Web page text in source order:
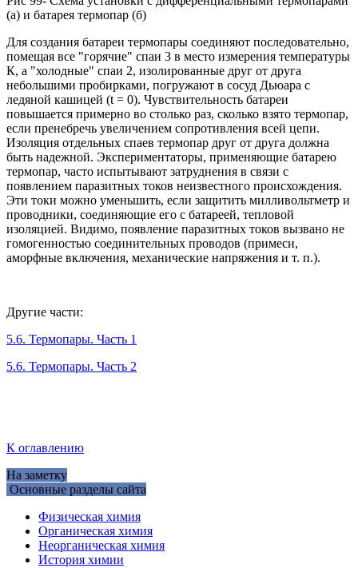
(а) и батарея термопар (б)
Для создания батареи термопары соединяют последовательно,
помещая все "горячие" спаи 3 в место измерения температуры
К, а "холодные" спаи 2, изолированные друг от друга
небольшими пробирками, погружают в сосуд Дьюара с
ледяной кашицей (t = 0). Чувствительность батареи
повышается примерно во столько раз, сколько взято термопар,
если пренебречь увеличением сопротивления всей цепи.
Изоляция отдельных спаев термопар друг от друга должна
быть надежной. Экспериментаторы, применяющие батарею
термопар, часто испытывают затруднения в связи с
появлением паразитных токов неизвестного происхождения.
Эти токи можно уменьшить, если защитить милливольтметр и
проводники, соединяющие его с батареей, тепловой
изоляцией. Видимо, появление паразитных токов вызвано не
гомогенностью соединительных проводов (примеси,
аморфные включения, механические напряжения и т. п.).
Другие части:
5.6. Термопары. Часть 1
5.6. Термопары. Часть 2
К оглавлению
На заметку
Основные разделы сайта
Физическая химия
Органическая химия
Неорганическая химия
История химии